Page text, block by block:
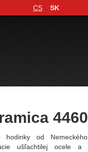
hodinky od
ušľachtilej ocele a
CS SK